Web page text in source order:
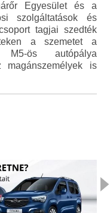
Egyesület és a
szolgáltatások és
tagjai szedték
a szemetet a
ös autópálya
magánszemélyek is